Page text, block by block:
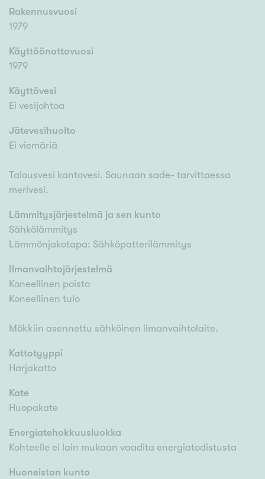
Rakennusvuosi
1979
Käyttöönottovuosi
1979
Käyttövesi
Ei vesijohtoa
Jätevesihuolto
Ei viemäriä
Talousvesi kantovesi. Saunaan sade- tarvittaessa
merivesi.
Lämmitysjärjestelmä ja sen kunto
Sähkölämmitys
Lämmönjakotapa: Sähköpatterilämmitys
Ilmanvaihtojärjestelmä
Koneellinen poisto
Koneellinen tulo
Mökkiin asennettu sähköinen ilmanvaihtolaite.
Kattotyyppi
Harjakatto
Kate
Huopakate
Energiatehokkuusluokka
Kohteelle ei lain mukaan vaadita energiatodistusta
Huoneiston kunto